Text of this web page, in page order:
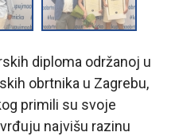
diploma održanoj u
obrtnika u Zagrebu,
primili su svoje
najvišu razinu